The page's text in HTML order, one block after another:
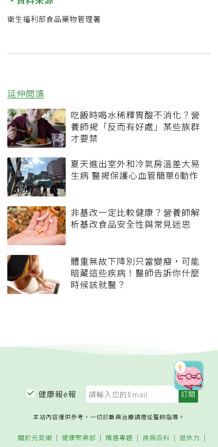
衛生福利部食品藥物管理署
延伸閱讀
吃飯時喝水稀釋胃酸不消化？營
養師揭「反而有好處」某些族群
才要禁
夏天進出室外和冷氣房溫差大易
生病 醫揭保護心血管簡單6動作
非基改一定比較健康？營養師解
析基改食品安全性與常見迷思
體重無故下降別只當變瘦，可能
暗藏這些疾病！醫師告訴你什麼
時候該就醫？
健康報e報
本站內容僅供參考，一切診斷與治療請遵從醫師指導。
關於元氣網 健康聚樂部 精選專題 疾病百科 退休力